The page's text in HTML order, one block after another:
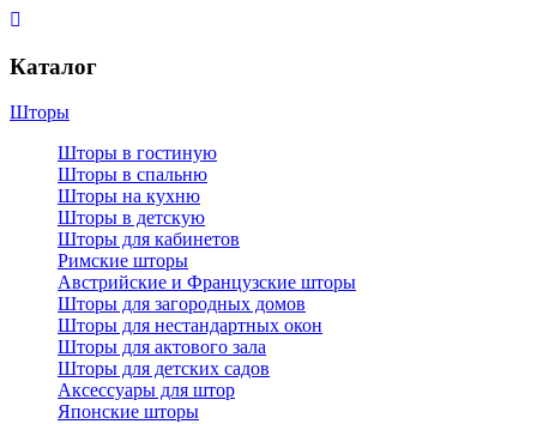
Каталог
Шторы
Шторы в гостиную
Шторы в спальню
Шторы на кухню
Шторы в детскую
Шторы для кабинетов
Римские шторы
Австрийские и Французские шторы
Шторы для загородных домов
Шторы для нестандартных окон
Шторы для актового зала
Шторы для детских садов
Аксессуары для штор
Японские шторы